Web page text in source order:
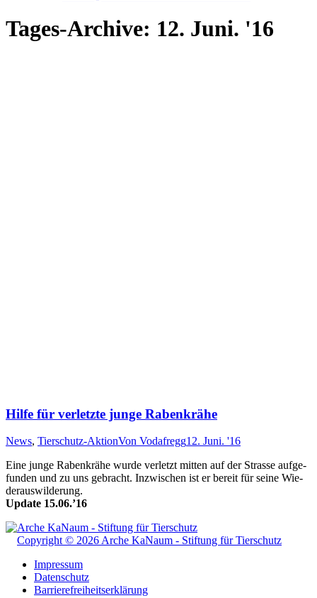
Tages-Archive: 12. Juni. '16
Hilfe für verletzte junge Rabenkrähe
News, Tierschutz-AktionVon Vodafregg12. Juni. '16
Eine junge Ra­ben­krähe wurde ver­letzt mitt­en auf der Strasse auf­ge­
fun­den und zu uns ge­bracht. In­zwisch­en ist er be­reit für sei­ne Wie­
der­aus­wil­der­ung.
Update 15.06.’16
Copyright © 2026 Arche KaNaum - Stiftung für Tierschutz
Impressum
Datenschutz
Barrierefreiheitserklärung